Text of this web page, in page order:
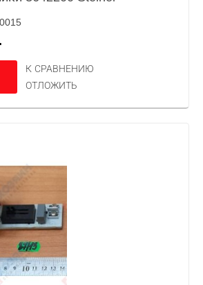
К СРАВНЕНИЮ
ОТЛОЖИТЬ